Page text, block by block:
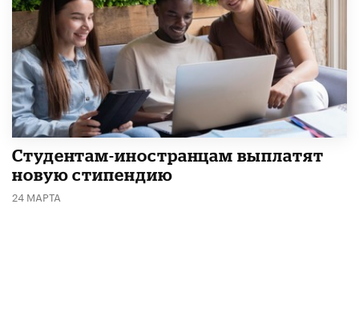
Студентам-иностранцам выплатят
новую стипендию
24 МАРТА